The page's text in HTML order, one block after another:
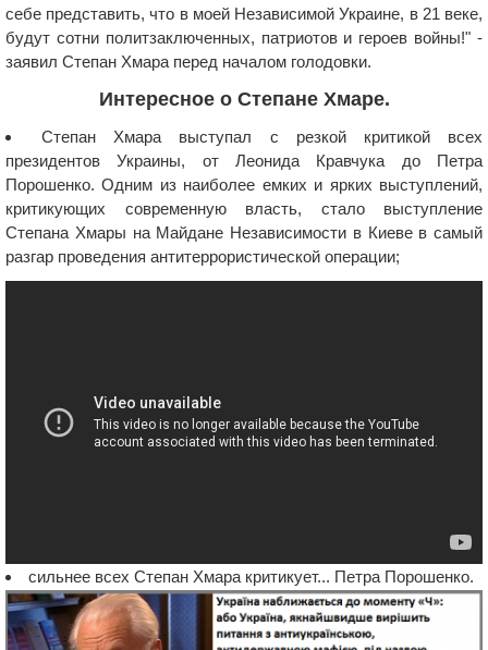
себе представить, что в моей Независимой Украине, в 21 веке,
будут сотни политзаключенных, патриотов и героев войны!" -
заявил Степан Хмара перед началом голодовки.
Интересное о Степане Хмаре.
Степан Хмара выступал с резкой критикой всех
президентов Украины, от Леонида Кравчука до Петра
Порошенко. Одним из наиболее емких и ярких выступлений,
критикующих современную власть, стало выступление
Степана Хмары на Майдане Независимости в Киеве в самый
разгар проведения антитеррористической операции;
сильнее всех Степан Хмара критикует... Петра Порошенко.